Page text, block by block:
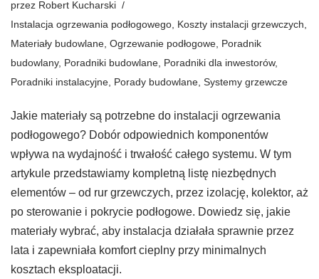
przez Robert Kucharski
Instalacja ogrzewania podłogowego Koszty instalacji grzewczych
Materiały budowlane Ogrzewanie podłogowe Poradnik
budowlany, Poradniki budowlane Poradniki dla inwestorów,
Poradniki instalacyjne Porady budowlane Systemy grzewcze
Jakie materiały są potrzebne do instalacji ogrzewania
podłogowego? Dobór odpowiednich komponentów
wpływa na wydajność i trwałość całego systemu. W tym
artykule przedstawiamy kompletną listę niezbędnych
elementów – od rur grzewczych, przez izolację, kolektor, aż
po sterowanie i pokrycie podłogowe. Dowiedz się, jakie
materiały wybrać, aby instalacja działała sprawnie przez
lata i zapewniała komfort cieplny przy minimalnych
kosztach eksploatacji.